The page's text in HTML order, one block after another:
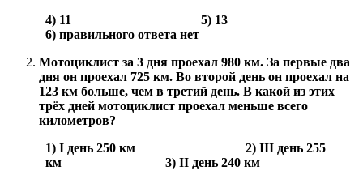
4) 11 5) 13
6) правильного ответа нет
Мотоциклист за 3 дня проехал 980 км. За первые два
дня он проехал 725 км. Во второй день он проехал на
123 км больше, чем в третий день. В какой из этих
трёх дней мотоциклист проехал меньше всего
километров?
1) I день 250 км 2) III день 255
км 3) II день 240 км